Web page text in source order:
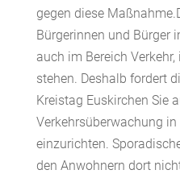
gegen diese
Bürgerinnen und Bürger
auch im Bereich
stehen. Deshalb fordert
Kreistag Euskirchen Sie
Verkehrsüberwachung
einzurichten.
den Anwohnern dort